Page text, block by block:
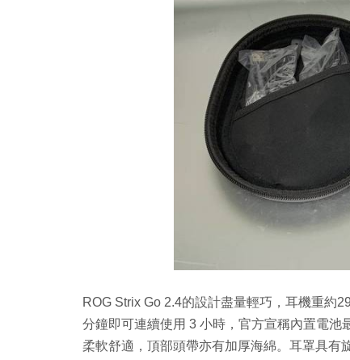
ROG Strix Go 2.4的設計盡量輕巧，耳機重約
分鐘即可連續使用 3 小時，官方宣稱內置電
柔軟舒適，頂部頭帶亦有加厚海綿。耳罩具有